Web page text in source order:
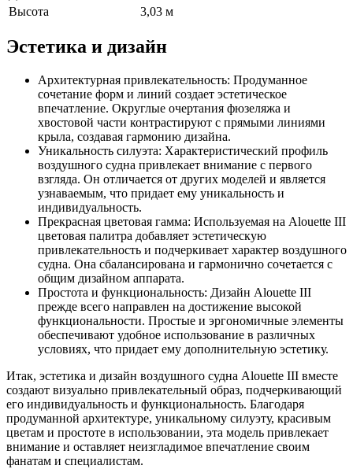
Высота
3,03 м
Эстетика и дизайн
Архитектурная привлекательность: Продуманное
сочетание форм и линий создает эстетическое
впечатление. Округлые очертания фюзеляжа и
хвостовой части контрастируют с прямыми линиями
крыла, создавая гармонию дизайна.
Уникальность силуэта: Характеристический профиль
воздушного судна привлекает внимание с первого
взгляда. Он отличается от других моделей и является
узнаваемым, что придает ему уникальность и
индивидуальность.
Прекрасная цветовая гамма: Используемая на Alouette III
цветовая палитра добавляет эстетическую
привлекательность и подчеркивает характер воздушного
судна. Она сбалансирована и гармонично сочетается с
общим дизайном аппарата.
Простота и функциональность: Дизайн Alouette III
прежде всего направлен на достижение высокой
функциональности. Простые и эргономичные элементы
обеспечивают удобное использование в различных
условиях, что придает ему дополнительную эстетику.
Итак, эстетика и дизайн воздушного судна Alouette III вместе
создают визуально привлекательный образ, подчеркивающий
его индивидуальность и функциональность. Благодаря
продуманной архитектуре, уникальному силуэту, красивым
цветам и простоте в использовании, эта модель привлекает
внимание и оставляет неизгладимое впечатление своим
фанатам и специалистам.